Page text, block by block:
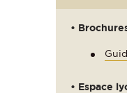
•
• Espace